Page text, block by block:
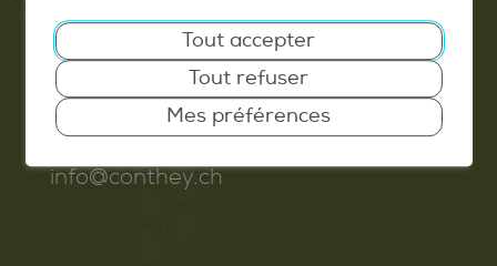
Commune de Conthey
Route de Savoie 54
1975 St-Séverin
T. 027 345 45 45
info@conthey.ch
Tout accepter
Tout refuser
Mes préférences